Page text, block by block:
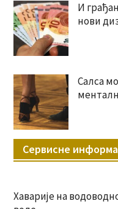
И
нови
Салса
Сервисне
Хаварије на